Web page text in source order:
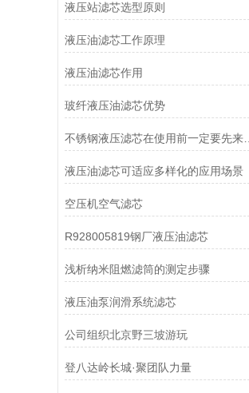
液压站滤芯选型原则
液压油滤芯工作原理
液压油滤芯作用
玻纤液压油滤芯优势
不锈钢液压滤芯在使用前一定要先来了解下这些
液压油滤芯可适应多样化的应用场景
空压机空气滤芯
R928005819钢厂液压油滤芯
浅析纳米阻燃滤筒的测定步骤
液压油泵润滑系统滤芯
公司组织北京野三坡游玩
登八达岭长城·聚团队力量